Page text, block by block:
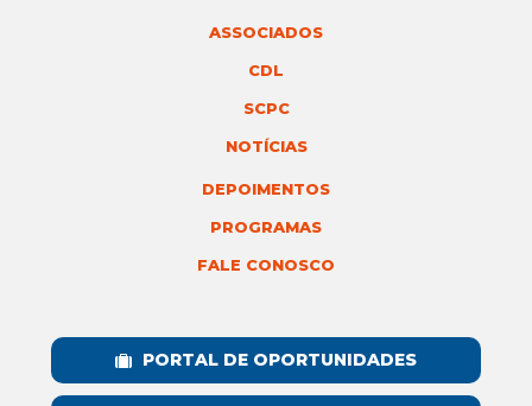
ASSOCIADOS
CDL
SCPC
NOTÍCIAS
DEPOIMENTOS
PROGRAMAS
FALE CONOSCO
PORTAL DE OPORTUNIDADES